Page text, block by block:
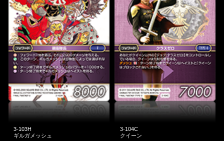
3-103H
ギルガメッシュ
3-104C
クイーン